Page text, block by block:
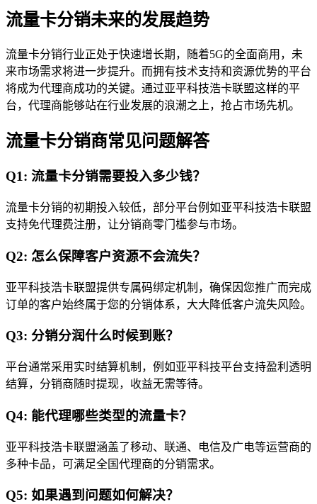
流量卡分销未来的发展趋势
流量卡分销行业正处于快速增长期，随着5G的全面商用，未
来市场需求将进一步提升。而拥有技术支持和资源优势的平台
将成为代理商成功的关键。通过亚平科技浩卡联盟这样的平
台，代理商能够站在行业发展的浪潮之上，抢占市场先机。
流量卡分销商常见问题解答
Q1: 流量卡分销需要投入多少钱？
流量卡分销的初期投入较低，部分平台例如亚平科技浩卡联盟
支持免代理费注册，让分销商零门槛参与市场。
Q2: 怎么保障客户资源不会流失？
亚平科技浩卡联盟提供专属码绑定机制，确保因您推广而完成
订单的客户始终属于您的分销体系，大大降低客户流失风险。
Q3: 分销分润什么时候到账？
平台通常采用实时结算机制，例如亚平科技平台支持盈利透明
结算，分销商随时提现，收益无需等待。
Q4: 能代理哪些类型的流量卡？
亚平科技浩卡联盟涵盖了移动、联通、电信及广电等运营商的
多种卡品，可满足全国代理商的分销需求。
Q5: 如果遇到问题如何解决？